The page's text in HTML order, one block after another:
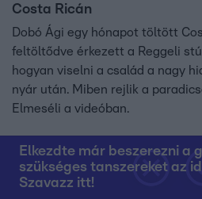
Elkezdte már beszerezni a
szükséges tanszereket az
Szavazz itt!
Costa Ricán
Dobó Ági egy hónapot töltött
feltöltődve érkezett a Reggeli
hogyan viselni a család a nagy
nyár után. Miben rejlik a
Elmeséli a videóban.